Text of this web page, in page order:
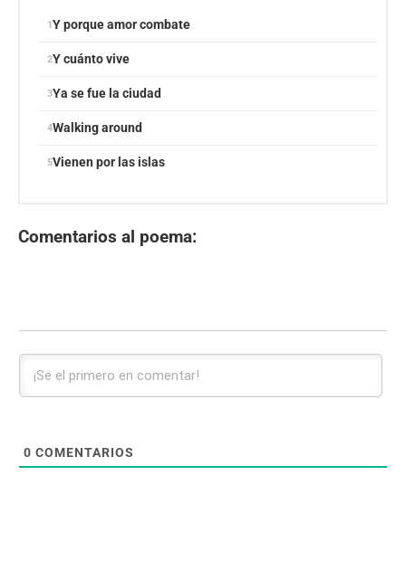
Y porque amor combate
Y cuánto vive
Ya se fue la ciudad
Walking around
Vienen por las islas
Comentarios al poema:
0 COMENTARIOS